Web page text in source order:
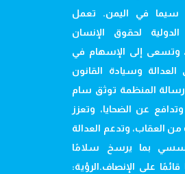
سيما في اليمن. تعمل
لحقوق الإنسان
وتسعى إلى الإسهام في
وسيادة القانون
رسالة المنظمة توثق سام
عن الضحايا، وتعزز
من العقاب، وتدعم العدالة
بما يرسخ سلامًا
على الإنصاف.الرؤية: